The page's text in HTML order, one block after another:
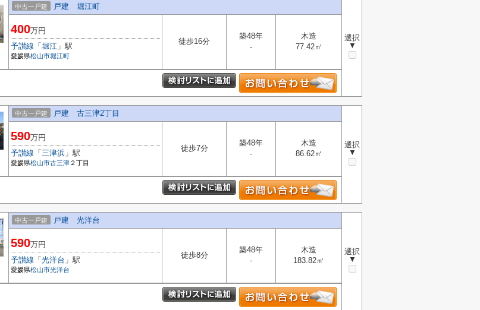
中古一戸建 戸建 堀江町
選択
▼
400万円
予讃線 「 堀江 」駅
愛媛県松山市堀江町
徒歩16分
築48年
-
木造
77.42㎡
中古一戸建 戸建 古三津2丁目
選択
▼
590万円
予讃線 「 三津浜 」駅
愛媛県松山市古三津 ２丁目
徒歩7分
築48年
-
木造
86.62㎡
中古一戸建 戸建 光洋台
選択
▼
590万円
予讃線 「 光洋台 」駅
愛媛県松山市光洋台
徒歩8分
築48年
-
木造
183.82㎡